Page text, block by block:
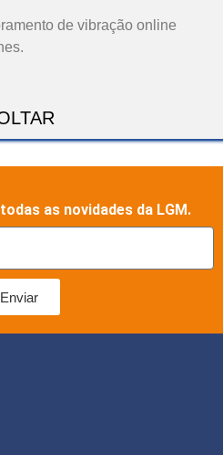
de vibração online
as novidades da LGM.
Enviar